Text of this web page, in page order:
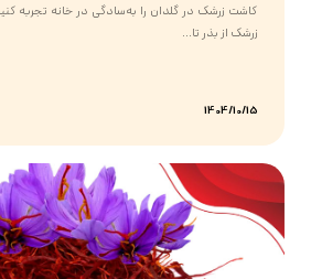
کاشت زرشک در گلدان را به‌سادگی در خانه تجربه
زرشک از بذر تا...
1404/10/15